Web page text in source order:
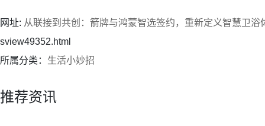
网址: 从联接到共创：箭牌与鸿蒙智选签约，重新定义智慧卫浴
sview49352.html
所属分类： 生活小妙招
推荐资讯